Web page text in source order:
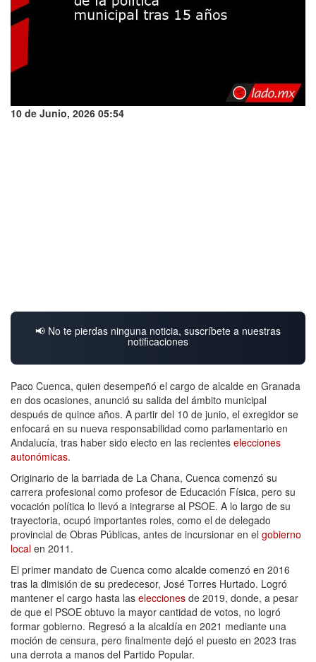
10 de Junio, 2026 05:54
📢 No te pierdas ninguna noticia, suscríbete a nuestras
notificaciones
Paco Cuenca, quien desempeñó el cargo de alcalde en Granada
en dos ocasiones, anunció su salida del ámbito municipal
después de quince años. A partir del 10 de junio, el exregidor se
enfocará en su nueva responsabilidad como parlamentario en
Andalucía, tras haber sido electo en las recientes elecciones
autonómicas.
Originario de la barriada de La Chana, Cuenca comenzó su
carrera profesional como profesor de Educación Física, pero su
vocación política lo llevó a integrarse al PSOE. A lo largo de su
trayectoria, ocupó importantes roles, como el de delegado
provincial de Obras Públicas, antes de incursionar en el gobierno
local en 2011.
El primer mandato de Cuenca como alcalde comenzó en 2016
tras la dimisión de su predecesor, José Torres Hurtado. Logró
mantener el cargo hasta las elecciones de 2019, donde, a pesar
de que el PSOE obtuvo la mayor cantidad de votos, no logró
formar gobierno. Regresó a la alcaldía en 2021 mediante una
moción de censura, pero finalmente dejó el puesto en 2023 tras
una derrota a manos del Partido Popular.